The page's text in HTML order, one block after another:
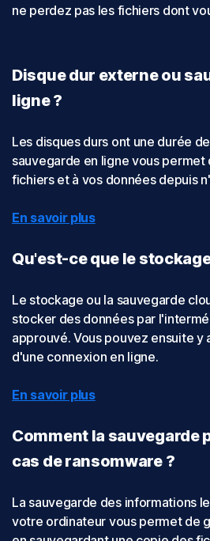
ne perdez pas les fichiers dont
Disque dur externe ou
ligne ?
Les disques durs ont une durée
sauvegarde en ligne vous
fichiers et à vos données depuis
En savoir plus
Qu'est-ce que le
Le stockage ou la sauvegarde
stocker des données par
approuvé. Vous pouvez ensuite y
d'une connexion en ligne.
En savoir plus
Comment la sauvegarde
cas de ransomware ?
La sauvegarde des informations
votre ordinateur vous permet de